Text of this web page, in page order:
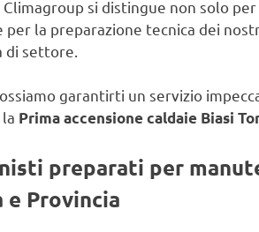
si distingue non solo
la preparazione tecnica dei
settore.
garantirti un servizio
Prima accensione caldaie Biasi
preparati per
e Provincia